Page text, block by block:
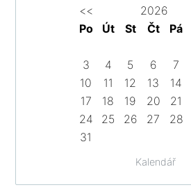
Kalendář
<<
2026
Po
Út St Čt Pá
3
4 5 6 7
10
11 12 13 14
17
18 19 20 21
24
25 26 27 28
31